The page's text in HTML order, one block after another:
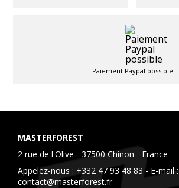
Paiement Paypal possible
MASTERFOREST
2 rue de l'Olive - 37500 Chinon - France
Appelez-nous : +332 47 93 48 83 - E-mail :
contact@masterforest.fr